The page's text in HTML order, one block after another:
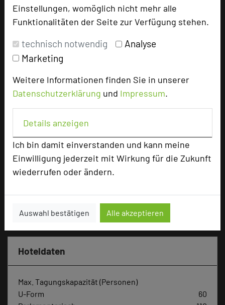
Einstellungen, womöglich nicht mehr alle
Funktionalitäten der Seite zur Verfügung stehen.
technisch notwendig
Analyse
Marketing
Weitere Informationen finden Sie in unserer
Datenschutzerklärung und Impressum.
Details anzeigen
Ich bin damit einverstanden und kann meine
Einwilligung jederzeit mit Wirkung für die Zukunft
wiederrufen oder ändern.
Auswahl bestätigen Alle akzeptieren
+49 5132 8290-0
Email
Tagungsplaner
Tagungsleiter
Tagungsteilnehmer
Hotel bewerten
Hoteldaten
Max. Tagungskapazität (Personen)
U-Form
60